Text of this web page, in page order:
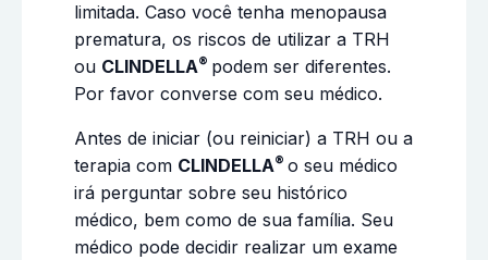
limitada. Caso você tenha menopausa
prematura, os riscos de utilizar a TRH
ou CLINDELLA® podem ser diferentes.
Por favor converse com seu médico.
Antes de iniciar (ou reiniciar) a TRH ou a
terapia com CLINDELLA® o seu médico
irá perguntar sobre seu histórico
médico, bem como de sua família. Seu
médico pode decidir realizar um exame